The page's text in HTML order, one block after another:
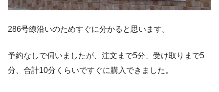
286号線沿いのためすぐに分かると思います。
予約なしで伺いましたが、注文まで5分、受け取りまで5
分、合計10分くらいですぐに購入できました。